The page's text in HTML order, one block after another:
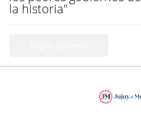
la historia"